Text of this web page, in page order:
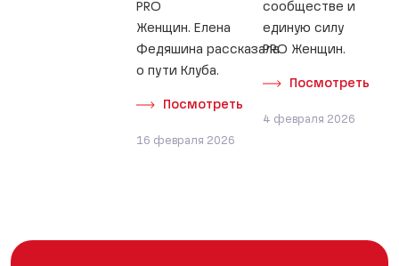
PRO
Женщин. Елена
Федяшина рассказала
о пути Клуба.
Посмотреть
16 февраля 2026
сообществе и
единую силу
PRO Женщин.
Посмотреть
4 февраля 2026